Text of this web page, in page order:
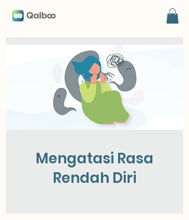
Mengatasi Rasa
Rendah Diri